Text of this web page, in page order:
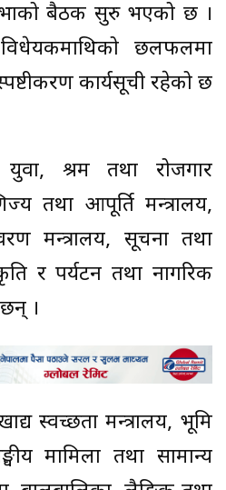
बैठक सुरु भएको छ ।
छलफलमा
कार्यसूची रहेको छ
श्रम तथा रोजगार
तथा आपूर्ति मन्त्रालय,
मन्त्रालय, सूचना तथा
र पर्यटन तथा नागरिक
।
स्वच्छता मन्त्रालय, भूमि
मामिला तथा सामान्य